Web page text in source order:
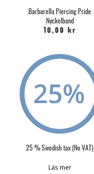
Barbarella Piercing Pride
Nyckelband
10,00 kr
25 % Swedish tax (No VAT)
Läs mer